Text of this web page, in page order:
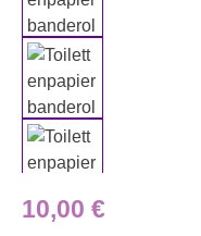
Regulärer Preis:
10,00 €